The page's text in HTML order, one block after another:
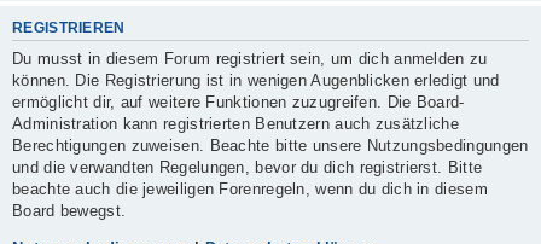
REGISTRIEREN
Du musst in diesem Forum registriert sein, um dich anmelden zu
können. Die Registrierung ist in wenigen Augenblicken erledigt und
ermöglicht dir, auf weitere Funktionen zuzugreifen. Die Board-
Administration kann registrierten Benutzern auch zusätzliche
Berechtigungen zuweisen. Beachte bitte unsere Nutzungsbedingungen
und die verwandten Regelungen, bevor du dich registrierst. Bitte
beachte auch die jeweiligen Forenregeln, wenn du dich in diesem
Board bewegst.